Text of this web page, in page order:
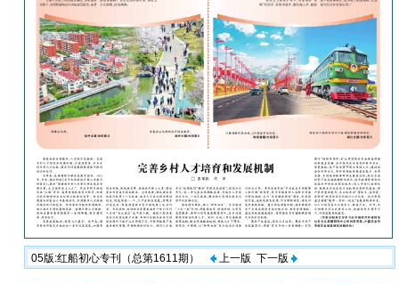
05版:红船初心专刊（总第1611期） 上一版 下一版